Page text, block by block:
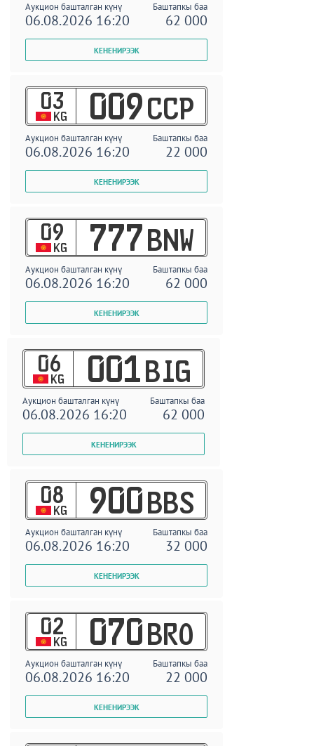
Аукцион башталган күнү Баштапкы баа
06.08.2026 16:20 62 000
03
KG 009 CCP
Аукцион башталган күнү Баштапкы баа
06.08.2026 16:20 22 000
09
KG 777 BNW
Аукцион башталган күнү Баштапкы баа
06.08.2026 16:20 62 000
06
KG 001 BIG
Аукцион башталган күнү Баштапкы баа
06.08.2026 16:20 62 000
08
KG 900 BBS
Аукцион башталган күнү Баштапкы баа
06.08.2026 16:20 32 000
02
KG 070 BRO
Аукцион башталган күнү Баштапкы баа
06.08.2026 16:20 22 000